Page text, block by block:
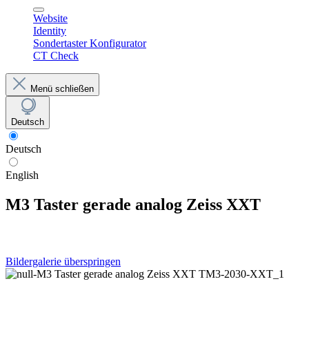
Website
Identity
Sondertaster Konfigurator
CT Check
Menü schließen
Deutsch
Deutsch
English
M3 Taster gerade analog Zeiss XXT
Bildergalerie überspringen